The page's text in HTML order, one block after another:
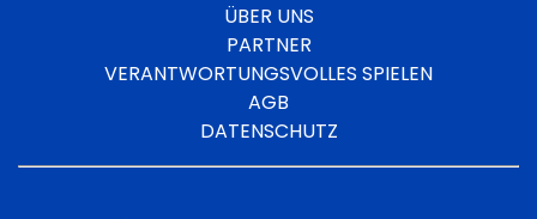
ÜBER UNS
PARTNER
VERANTWORTUNGSVOLLES SPIELEN
AGB
DATENSCHUTZ